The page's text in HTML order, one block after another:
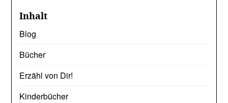
Inhalt
Blog
Bücher
Erzähl von Dir!
Kinderbücher